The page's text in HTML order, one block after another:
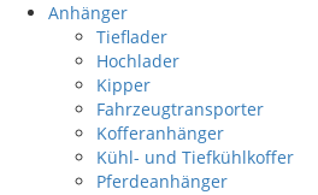
Anhänger
Tieflader
Hochlader
Kipper
Fahrzeugtransporter
Kofferanhänger
Kühl- und Tiefkühlkoffer
Pferdeanhänger